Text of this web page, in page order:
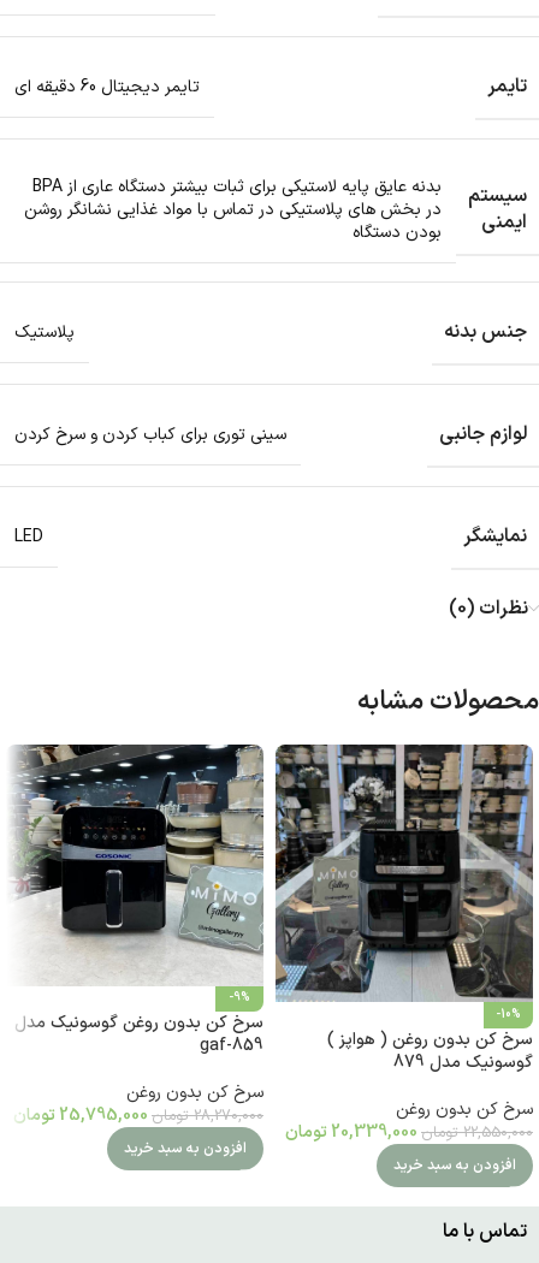
تایمر تایمر دیجیتال 60 دقیقه ای
سیستم
ایمنی
بدنه عایق پایه لاستیکی برای ثبات بیشتر دستگاه عاری از BPA
در بخش های پلاستیکی در تماس با مواد غذایی نشانگر روشن
بودن دستگاه
جنس بدنه پلاستیک
لوازم جانبی سینی توری برای کباب کردن و سرخ کردن
نمایشگر LED
نظرات (0)
محصولات مشابه
-10%
سرخ کن بدون روغن ( هواپز )
گوسونیک مدل 879
سرخ کن بدون روغن
22,550,000 تومان 20,339,000 تومان
افزودن به سبد خرید
-9%
سرخ کن بدون روغن گوسونیک مدل
gaf-859
سرخ کن بدون روغن
28,270,000 تومان 25,795,000 تومان
افزودن به سبد خرید
تماس با ما